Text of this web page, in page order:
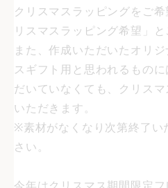
クリスマスラッピングをご
リスマスラッピング希望」と
また、作成いただいたオリ
スギフト用と思われるもの
だいていなくても、クリス
いただきます。
※素材がなくなり次第終了い
さい。